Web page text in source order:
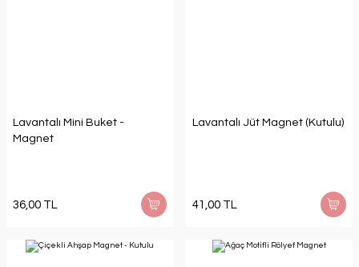
Lavantalı Mini Buket -
Magnet
36,00 TL
Lavantalı Jüt Magnet (Kutulu)
41,00 TL